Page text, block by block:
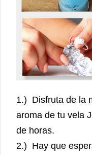
1.) Disfruta de la
aroma de tu vela
de horas.
2.) Hay que